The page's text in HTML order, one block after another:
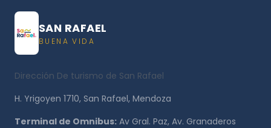
SAN RAFAEL
BUENA VIDA
Dirección De turismo de San Rafael
H. Yrigoyen 1710, San Rafael, Mendoza
Terminal de Omnibus: Av Gral. Paz, Av. Granaderos